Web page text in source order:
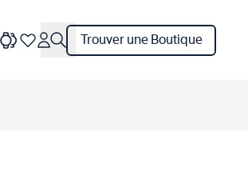
Trouver une Boutique